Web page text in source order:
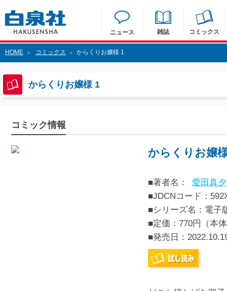
ニュース 雑誌 コミックス
HOME > コミックス > からくりお嬢様 1
からくりお嬢様 1
コミック情報
からくりお嬢
■著者名：
愛田真
■JDCNコード：
■シリーズ名：電子
■定価：770円（本
■発売日：